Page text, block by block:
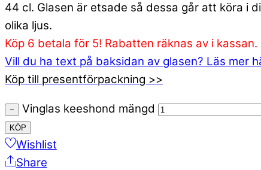
44 cl. Glasen är etsade så dessa går att köra i
olika ljus.
Köp 6 betala för 5! Rabatten räknas av i kassan.
Vill du ha text på baksidan av glasen? Läs mer
Köp till presentförpackning >>
− Vinglas keeshond mängd
KÖP
Wishlist
Share